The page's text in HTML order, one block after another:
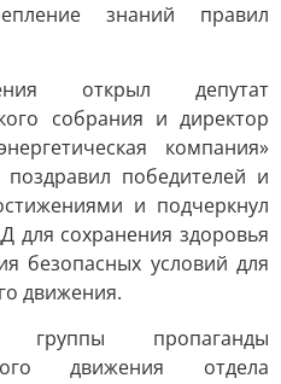
знаний правил
открыл депутат
собрания и директор
компания»
победителей и
и подчеркнул
для сохранения здоровья
безопасных условий для
движения.
группы пропаганды
движения отдела